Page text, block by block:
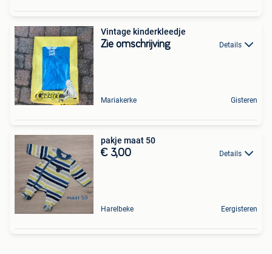
Vintage kinderkleedje
Zie omschrijving Details
Mariakerke Gisteren
pakje maat 50
€ 3,00 Details
Harelbeke Eergisteren